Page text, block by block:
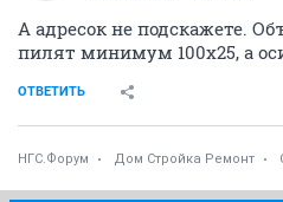
А адресок не подскажете.
пилят минимум 100х25, а
ОТВЕТИТЬ
НГС.Форум Дом Стройка Ремонт